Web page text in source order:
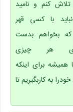
تلاش کنم و نامید
نباید با کسی قهر
که بخواهم بدست
برای هر چیزی
همیشه برای اینکه
به کاربگیریم تا